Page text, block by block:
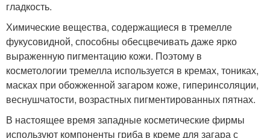
гладкость.
Химические вещества, содержащиеся в тремелле
фукусовидной, способны обесцвечивать даже ярко
выраженную пигментацию кожи. Поэтому в
косметологии тремелла используется в кремах, тониках,
масках при обожженной загаром коже, гиперинсоляции,
веснушчатости, возрастных пигментированных пятнах.
В настоящее время западные косметические фирмы
используют компоненты гриба в креме для загара с